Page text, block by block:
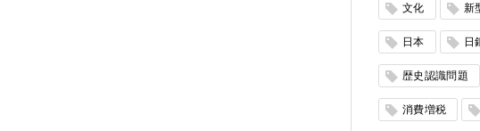
文化 新
日本 日
歴史認識問題
消費増税